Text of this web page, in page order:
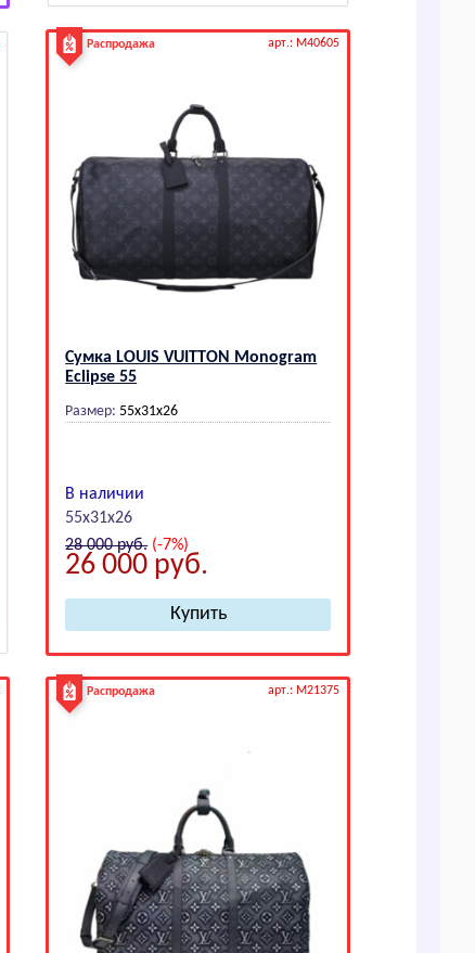
Распродажа арт.: M40605
Сумка LОUIS VUIТТОN Monogram
Eclipse 55
Размер: 55х31х26
В наличии
55x31x26
28 000руб.(-7%)
26 000 руб.
Распродажа арт.: M21375